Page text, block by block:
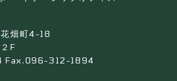
花畑町4-18
F
Fax.096-312-1894